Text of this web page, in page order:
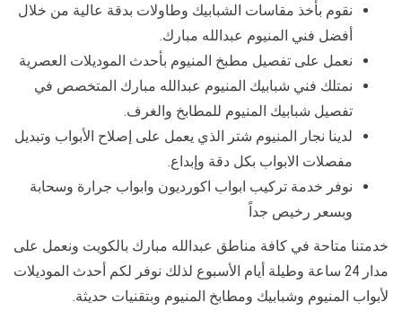
نقوم بأخذ مقاسات الشبابيك وطاولات بدقة عالية من خلال
أفضل فني المنيوم عبدالله مبارك.
نعمل على تفصيل مطبخ المنيوم بأحدث الموديلات العصرية
نمتلك فني شبابيك المنيوم عبدالله مبارك المتخصص في
تفصيل شبابيك المنيوم للمطابخ والغرف.
لدينا نجار المنيوم شتر الذي يعمل على إصلاح الأبواب وتبديل
مفصلات الابواب بكل دقة وإبداع.
نوفر خدمة تركيب ابواب اكورديون وابواب جرارة وسحابة
وبسعر رخيص جداً
خدمتنا متاحة في كافة مناطق عبدالله مبارك بالكويت ونعمل على
مدار 24 ساعة وطيلة أيام الأسبوع لذلك نوفر لكم أحدث الموديلات
لأبواب المنيوم وشبابيك ومطابخ المنيوم وبتقنيات حديثة.